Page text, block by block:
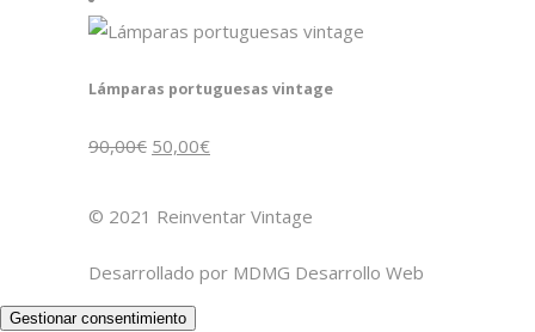
Lámparas portuguesas vintage
90,00€ El
precio
90,00€.
50,00€El
precio
50,00€.
© 2021 Reinventar Vintage
Desarrollado por MDMG Desarrollo Web
Gestionar consentimiento